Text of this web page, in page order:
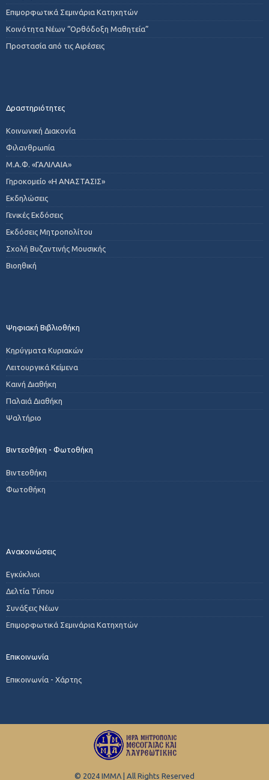
Επιμορφωτικά Σεμινάρια Κατηχητών
Κοινότητα Νέων “Ορθόδοξη Μαθητεία”
Προστασία από τις Αιρέσεις
Δραστηριότητες
Κοινωνική Διακονία
Φιλανθρωπία
Μ.Α.Φ. «ΓΑΛΙΛΑΙΑ»
Γηροκομείο «Η ΑΝΑΣΤΑΣΙΣ»
Εκδηλώσεις
Γενικές Εκδόσεις
Εκδόσεις Μητροπολίτου
Σχολή Βυζαντινής Μουσικής
Βιοηθική
Ψηφιακή Βιβλιοθήκη
Κηρύγματα Κυριακών
Λειτουργικά Κείμενα
Καινή Διαθήκη
Παλαιά Διαθήκη
Ψαλτήριο
Βιντεοθήκη - Φωτοθήκη
Βιντεοθήκη
Φωτοθήκη
Ανακοινώσεις
Εγκύκλιοι
Δελτία Τύπου
Συνάξεις Νέων
Επιμορφωτικά Σεμινάρια Κατηχητών
Επικοινωνία
Επικοινωνία - Χάρτης
© 2024 ΙΜΜΛ | All Rights Reserved